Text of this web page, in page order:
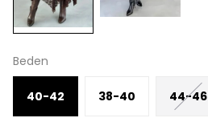
Beden
40-42 38-40 44-46